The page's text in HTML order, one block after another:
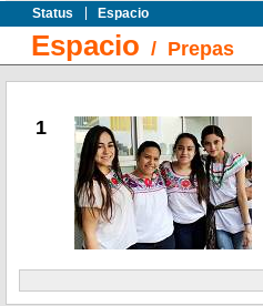
Status
Espacio
Espacio / Prepas
1